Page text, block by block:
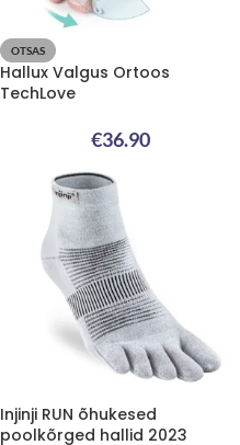
OTSAS
Hallux Valgus Ortoos
TechLove
€36.90
Injinji RUN õhukesed
poolkõrged hallid 2023